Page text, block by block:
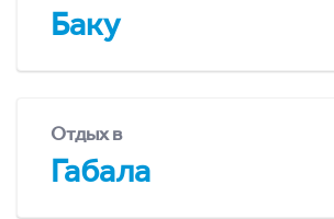
Баку
Отдых в
Габала